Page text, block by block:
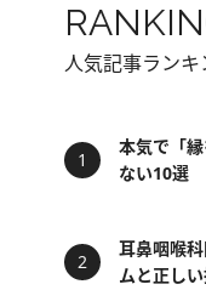
人気記事ランキ
本気で「
ない10選
耳鼻咽喉
ムと正し